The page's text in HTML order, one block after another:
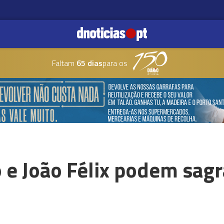
Faltam 65 diaspara os
João Félix podem